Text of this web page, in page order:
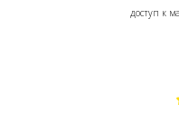
доступ к